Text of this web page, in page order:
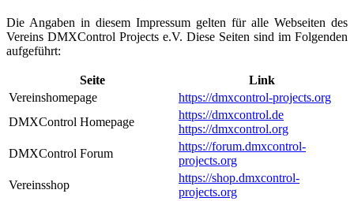
Die Angaben in diesem Impressum gelten für alle Webseiten des
Vereins DMXControl Projects e.V. Diese Seiten sind im Folgenden
aufgeführt:
Seite
Link
Vereinshomepage
https://dmxcontrol-projects.org
DMXControl Homepage
https://dmxcontrol.de
https://dmxcontrol.org
DMXControl Forum
https://forum.dmxcontrol-
projects.org
Vereinsshop
https://shop.dmxcontrol-
projects.org